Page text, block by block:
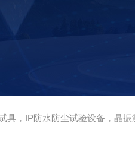
具，IP防水防尘试验设备，晶振